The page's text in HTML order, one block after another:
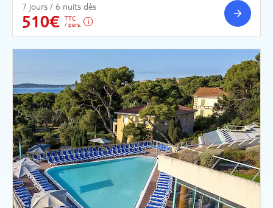
7 jours / 6 nuits dès
510€
TTC
/ pers.